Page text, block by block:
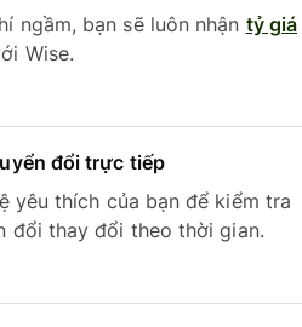
ngầm, bạn sẽ luôn nhận tỷ giá
Wise.
đổi trực tiếp
yêu thích của bạn để kiểm tra
đổi thay đổi theo thời gian.